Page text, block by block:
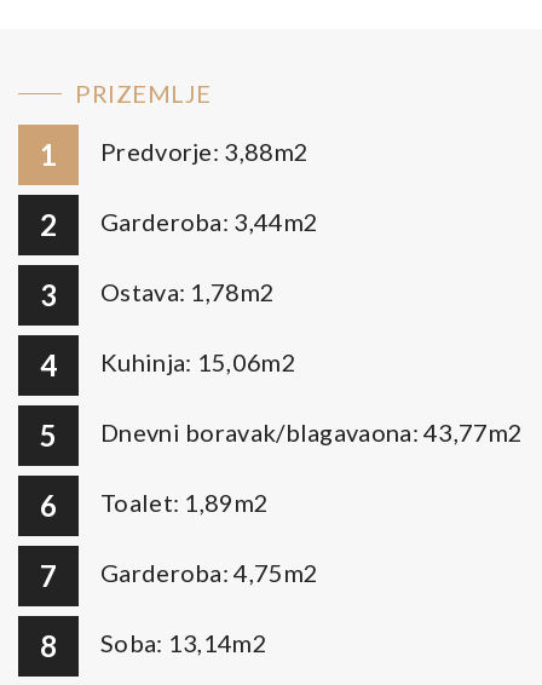
PRIZEMLJE
1 Predvorje: 3,88m2
2 Garderoba: 3,44m2
3 Ostava: 1,78m2
4 Kuhinja: 15,06m2
5 Dnevni boravak/blagavaona: 43,77m2
6 Toalet: 1,89m2
7 Garderoba: 4,75m2
8 Soba: 13,14m2